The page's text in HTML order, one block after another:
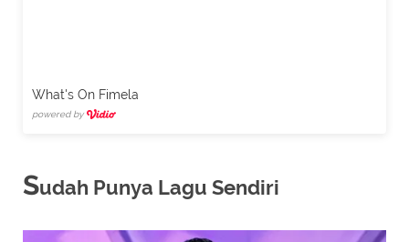
What's On Fimela
powered by
Sudah Punya Lagu Sendiri